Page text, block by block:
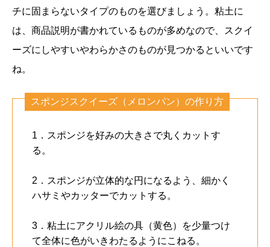
チに固まらないタイプのものを選びましょう。粘土に
は、商品説明が書かれているものが多めなので、スクイ
ーズにしやすいやわらかさのものが見つかるといいです
ね。
スポンジスクイーズ（メロンパン）の作り方
1．スポンジを好みの大きさで丸くカットす
る。
2．スポンジが立体的な円になるよう、細かく
ハサミやカッターでカットする。
3．粘土にアクリル絵の具（黄色）を少量つけ
て全体に色がいきわたるようにこねる。